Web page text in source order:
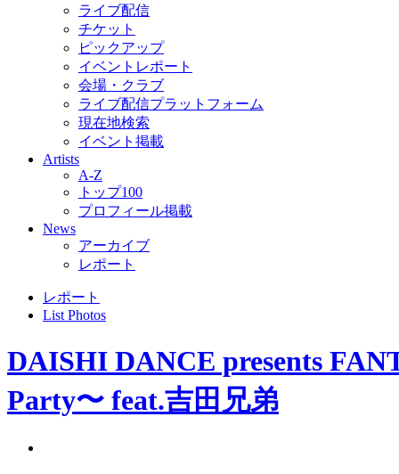
ライブ配信
チケット
ピックアップ
イベントレポート
会場・クラブ
ライブ配信プラットフォーム
現在地検索
イベント掲載
Artists
A-Z
トップ100
プロフィール掲載
News
アーカイブ
レポート
レポート
List Photos
DAISHI DANCE presents
Party〜 feat.吉田兄弟